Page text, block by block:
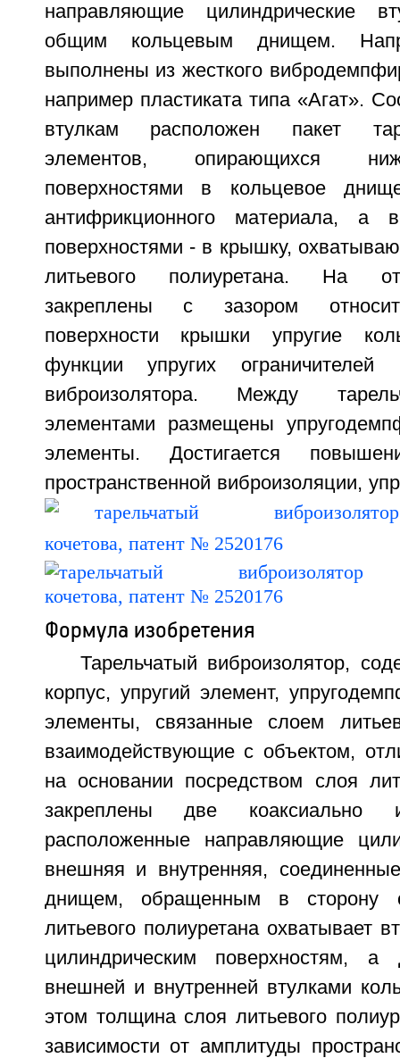
направляющие цилиндрические
общим кольцевым днищем.
выполнены из жесткого
например пластиката типа «Агат».
втулкам расположен пакет
элементов, опирающихся
поверхностями в кольцевое
антифрикционного материала, а
поверхностями - в крышку,
литьевого полиуретана. На
закреплены с зазором
поверхности крышки упругие
функции упругих ограничителей
виброизолятора. Между
элементами размещены
элементы. Достигается
пространственной виброизоляции,
Формула изобретения
Тарельчатый виброизолятор,
корпус, упругий элемент,
элементы, связанные слоем
взаимодействующие с объектом,
на основании посредством слоя
закреплены две коаксиально
расположенные направляющие
внешняя и внутренняя,
днищем, обращенным в сторону
литьевого полиуретана охватывает
цилиндрическим поверхностям,
внешней и внутренней втулками
этом толщина слоя литьевого
зависимости от амплитуды